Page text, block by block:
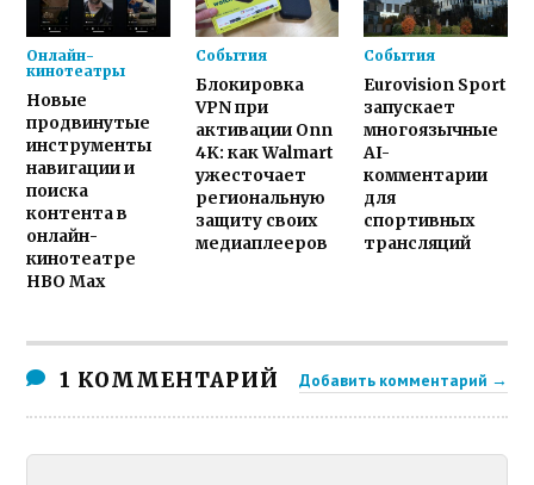
Онлайн-
кинотеатры
Новые
продвинутые
инструменты
навигации и
поиска
контента в
онлайн-
кинотеатре
HBO Max
События
Блокировка
VPN при
активации Onn
4K: как Walmart
ужесточает
региональную
защиту своих
медиаплееров
События
Eurovision Sport
запускает
многоязычные
AI-
комментарии
для
спортивных
трансляций
1 КОММЕНТАРИЙ Добавить комментарий →